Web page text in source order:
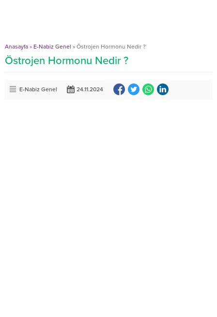
Anasayfa » E-Nabiz Genel » Östrojen Hormonu Nedir ?
Östrojen Hormonu Nedir ?
E-Nabiz Genel 24.11.2024